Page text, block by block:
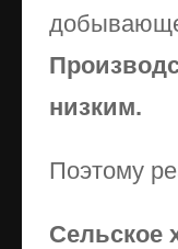
низким.
Поэтому
Сельское